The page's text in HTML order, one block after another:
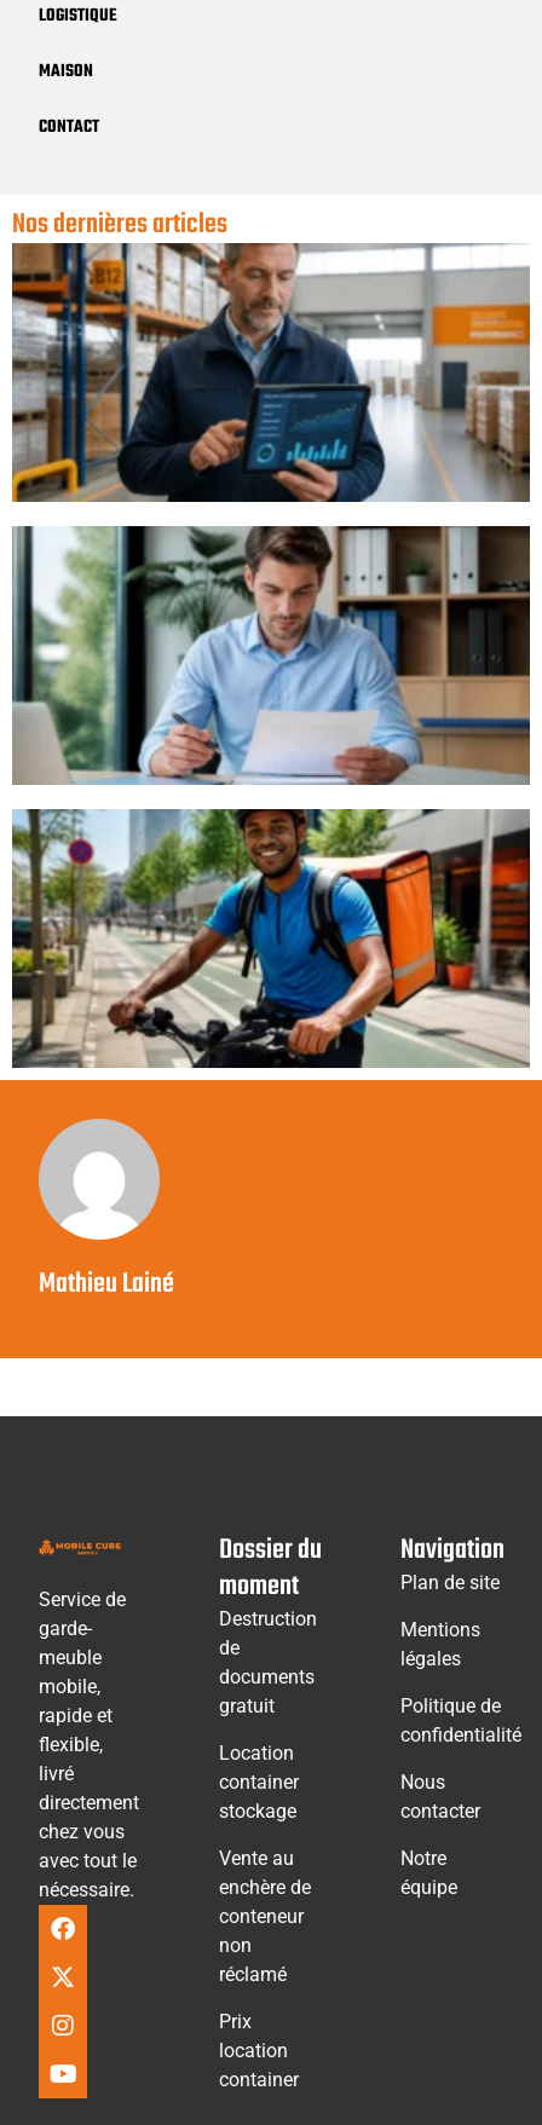
LOGISTIQUE
MAISON
CONTACT
Nos dernières articles
Mathieu Lainé
Service de
garde-
meuble
mobile,
rapide et
flexible,
livré
directement
chez vous
avec tout le
nécessaire.
Dossier du
moment
Destruction
de
documents
gratuit
Location
container
stockage
Vente au
enchère de
conteneur
non
réclamé
Prix
location
container
Navigation
Plan de site
Mentions
légales
Politique de
confidentialité
Nous
contacter
Notre
équipe